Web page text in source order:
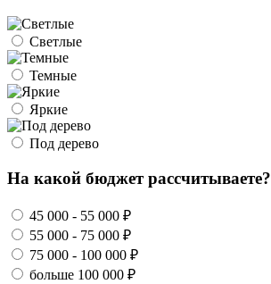
Светлые
Темные
Яркие
Под дерево
На какой бюджет рассчитываете?
45 000 - 55 000 ₽
55 000 - 75 000 ₽
75 000 - 100 000 ₽
больше 100 000 ₽